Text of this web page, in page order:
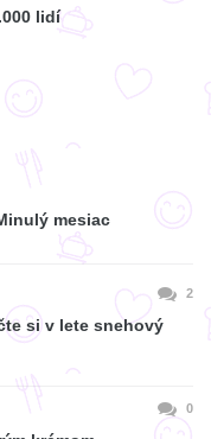
lidí
mesiac
2
si v lete snehový
0